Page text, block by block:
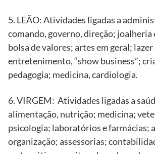
5. LEÃO: Atividades ligadas a
comando, governo, direção; joalheria
bolsa de valores; artes em geral; lazer
entretenimento, “show business”;
pedagogia; medicina, cardiologia.
6. VIRGEM: Atividades ligadas a
alimentação, nutrição; medicina;
psicologia; laboratórios e farmácias;
organização; assessorias;